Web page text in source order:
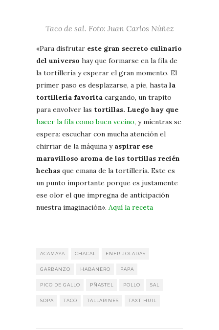
Taco de sal. Foto: Juan Carlos Núñez
«Para disfrutar este gran secreto culinario
del universo hay que formarse en la fila de
la tortillería y esperar el gran momento. El
primer paso es desplazarse, a pie, hasta la
tortillería favorita cargando, un trapito
para envolver las tortillas. Luego hay que
hacer la fila como buen vecino, y mientras se
espera: escuchar con mucha atención el
chirriar de la máquina y aspirar ese
maravilloso aroma de las tortillas recién
hechas que emana de la tortillería. Este es
un punto importante porque es justamente
ese olor el que impregna de anticipación
nuestra imaginación». Aquí la receta
ACAMAYA CHACAL ENFRIJOLADAS
GARBANZO HABANERO PAPA
PICO DE GALLO PÑASTEL POLLO SAL
SOPA TACO TALLARINES TAXTIHUIL